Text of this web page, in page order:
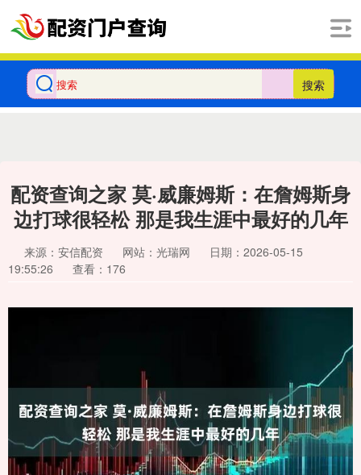
搜索
配资查询之家 莫·威廉姆斯：在詹姆斯身
边打球很轻松 那是我生涯中最好的几年
来源：安信配资 网站：光瑞网
日期：2026-05-15
19:55:26
查看：176